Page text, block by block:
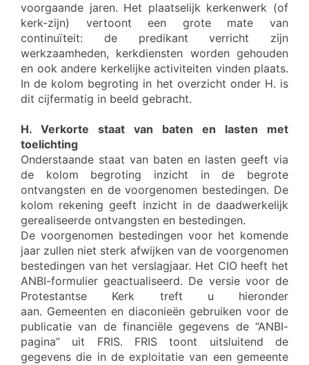
voorgaande jaren. Het plaatselijk kerkenwerk (of
kerk-zijn) vertoont een grote mate van
continuïteit: de predikant verricht zijn
werkzaamheden, kerkdiensten worden gehouden
en ook andere kerkelijke activiteiten vinden plaats.
In de kolom begroting in het overzicht onder H. is
dit cijfermatig in beeld gebracht.
H. Verkorte staat van baten en lasten met
toelichting
Onderstaande staat van baten en lasten geeft via
de kolom begroting inzicht in de begrote
ontvangsten en de voorgenomen bestedingen. De
kolom rekening geeft inzicht in de daadwerkelijk
gerealiseerde ontvangsten en bestedingen.
De voorgenomen bestedingen voor het komende
jaar zullen niet sterk afwijken van de voorgenomen
bestedingen van het verslagjaar. Het CIO heeft het
ANBI-formulier geactualiseerd. De versie voor de
Protestantse Kerk treft u hieronder
aan. Gemeenten en diaconieën gebruiken voor de
publicatie van de financiële gegevens de “ANBI-
pagina” uit FRIS. FRIS toont uitsluitend de
gegevens die in de exploitatie van een gemeente